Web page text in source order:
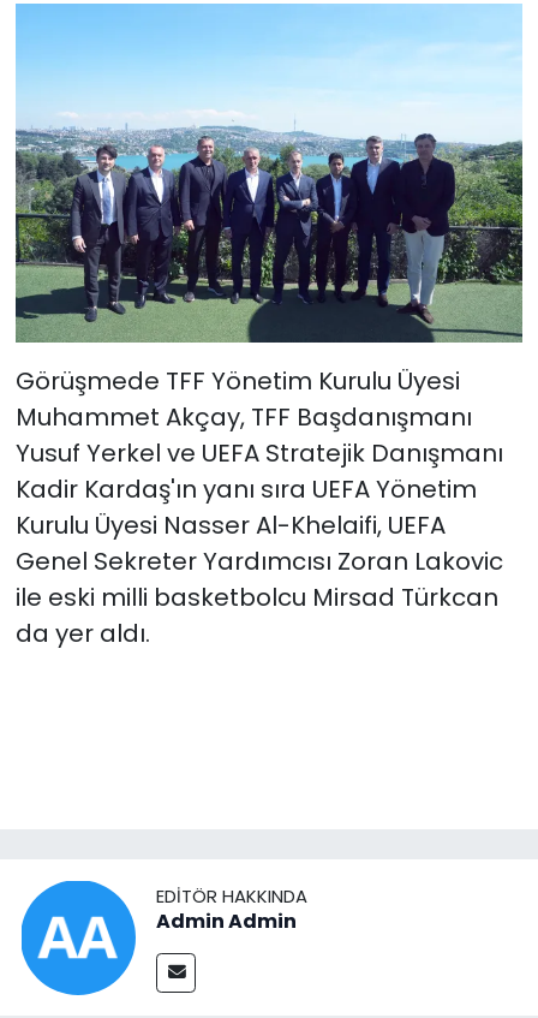
Görüşmede TFF Yönetim Kurulu Üyesi
Muhammet Akçay, TFF Başdanışmanı
Yusuf Yerkel ve UEFA Stratejik Danışmanı
Kadir Kardaş'ın yanı sıra UEFA Yönetim
Kurulu Üyesi Nasser Al-Khelaifi, UEFA
Genel Sekreter Yardımcısı Zoran Lakovic
ile eski milli basketbolcu Mirsad Türkcan
da yer aldı.
EDITÖR HAKKINDA
Admin Admin